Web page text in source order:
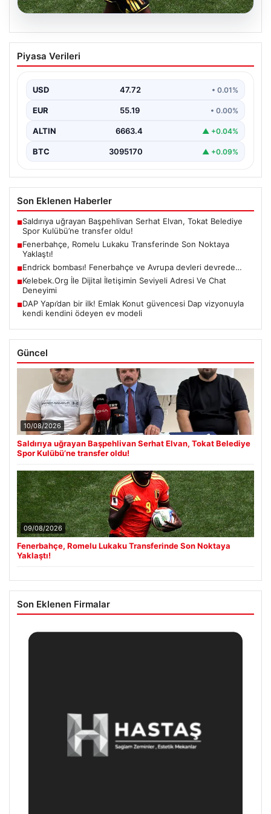
09.08.2026
Fenerbahçe, Romelu Lukaku
Transferinde Son Noktaya Yaklaştı!
transfer sezonunun en önemli hamlelerinden biri olarak
gösterilen…
Piyasa Verileri
USD 47.72 • 0.01%
EUR 55.19 • 0.00%
ALTIN 6663.4 ▲ +0.04%
BTC 3095170 ▲ +0.09%
Son Eklenen Haberler
■Saldırıya uğrayan Başpehlivan Serhat Elvan, Tokat Belediye
Spor Kulübü’ne transfer oldu!
■Fenerbahçe, Romelu Lukaku Transferinde Son Noktaya
Yaklaştı!
■Endrick bombası! Fenerbahçe ve Avrupa devleri devrede…
■Kelebek.Org İle Dijital İletişimin Seviyeli Adresi Ve Chat
Deneyimi
■DAP Yapı’dan bir ilk! Emlak Konut güvencesi Dap vizyonuyla
kendi kendini ödeyen ev modeli
Güncel
10/08/2026
Saldırıya uğrayan Başpehlivan Serhat Elvan, Tokat Belediye
Spor Kulübü’ne transfer oldu!
09/08/2026
Fenerbahçe, Romelu Lukaku Transferinde Son Noktaya
Yaklaştı!
Son Eklenen Firmalar